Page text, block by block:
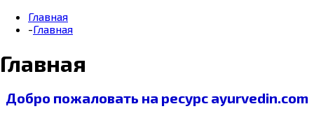
Главная
-Главная
Главная
Добро пожаловать на ресурс ayurvedin.com